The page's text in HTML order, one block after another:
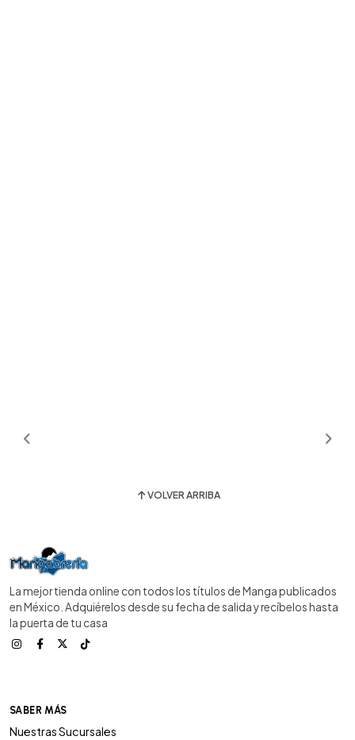
VOLVER ARRIBA
La mejor tienda online con todos los títulos de Manga publicados
en México. Adquiérelos desde su fecha de salida y recíbelos hasta
la puerta de tu casa
SABER MÁS
Nuestras Sucursales